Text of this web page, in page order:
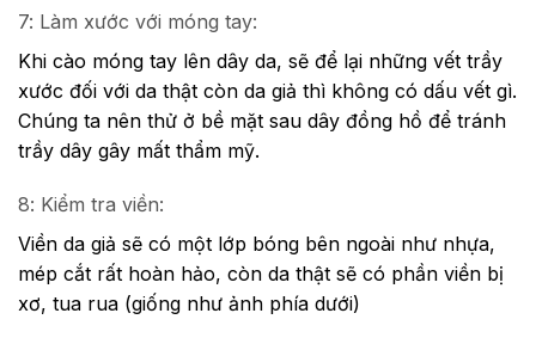
7: Làm xước với móng tay:
Khi cào móng tay lên dây da, sẽ để lại những vết trầy
xước đối với da thật còn da giả thì không có dấu vết gì.
Chúng ta nên thử ở bề mặt sau dây đồng hồ để tránh
trầy dây gây mất thẩm mỹ.
8: Kiểm tra viền:
Viền da giả sẽ có một lớp bóng bên ngoài như nhựa,
mép cắt rất hoàn hảo, còn da thật sẽ có phần viền bị
xơ, tua rua (giống như ảnh phía dưới)